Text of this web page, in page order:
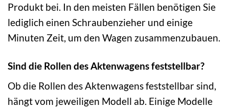
Produkt bei. In den meisten Fällen benötigen Sie
lediglich einen Schraubenzieher und einige
Minuten Zeit, um den Wagen zusammenzubauen.
Sind die Rollen des Aktenwagens feststellbar?
Ob die Rollen des Aktenwagens feststellbar sind,
hängt vom jeweiligen Modell ab. Einige Modelle